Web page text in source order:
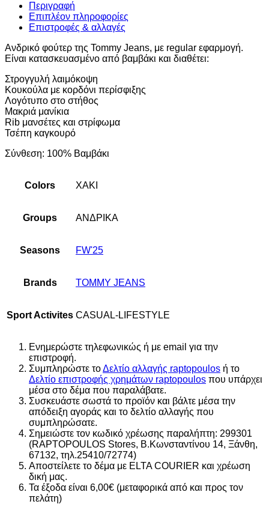
Περιγραφή
Επιπλέον πληροφορίες
Επιστροφές & αλλαγές
Ανδρικό φούτερ της Tommy Jeans, με regular εφαρμογή.
Είναι κατασκευασμένο από βαμβάκι και διαθέτει:
Στρογγυλή λαιμόκοψη
Κουκούλα με κορδόνι περίσφιξης
Λογότυπο στο στήθος
Μακριά μανίκια
Rib μανσέτες και στρίφωμα
Τσέπη καγκουρό
Σύνθεση: 100% Βαμβάκι
Colors ΧΑΚΙ
Groups ΑΝΔΡΙΚΑ
Seasons FW'25
Brands TOMMY JEANS
Sport Activites CASUAL-LIFESTYLE
Ενημερώστε τηλεφωνικώς ή με email για την
επιστροφή.
Συμπληρώστε τοΔελτίο αλλαγής raptopoulos ή το
Δελτίο επιστροφής χρημάτων raptopoulos που υπάρχει
μέσα στο δέμα που παραλάβατε.
Συσκευάστε σωστά το προϊόν και βάλτε μέσα την
απόδειξη αγοράς και το δελτίο αλλαγής που
συμπληρώσατε.
Σημειώστε τον κωδικό χρέωσης παραλήπτη: 299301
(RAPTOPOULOS Stores, Β.Κωνσταντίνου 14, Ξάνθη,
67132, τηλ.25410/72774)
Αποστείλετε το δέμα με ELTA COURIER και χρέωση
δική μας.
Τα έξοδα είναι 6,00€ (μεταφορικά από και προς τον
πελάτη)